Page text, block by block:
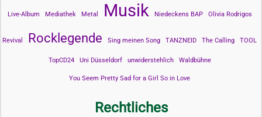
Live-Album Mediathek Metal Musik Niedeckens BAP Olivia Rodrigos
Revival Rocklegende Sing meinen Song TANZNEID The Calling TOOL
TopCD24 Uni Düsseldorf unwiderstehlich Waldbühne
You Seem Pretty Sad for a Girl So in Love
Rechtliches